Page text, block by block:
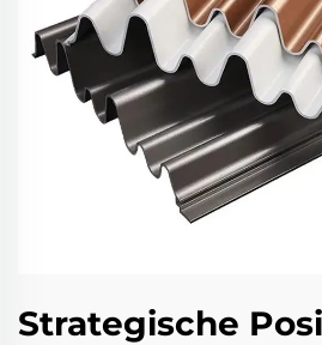
Strategische